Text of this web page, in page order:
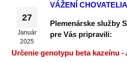
27
Január
2025
VÁŽENÍ CHOVATELIA
Plemenárske služby
pre Vás pripravili:
Určenie genotypu beta kazeínu -